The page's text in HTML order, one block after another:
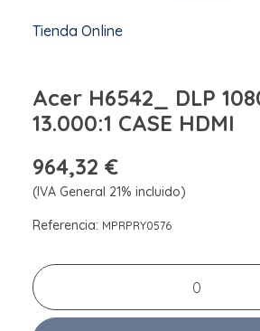
Tienda Online
Acer H6542_ DLP
13.000:1 CASE HDMI
964,32 €
(IVA General 21% incluido)
Referencia: MPRPRY0576